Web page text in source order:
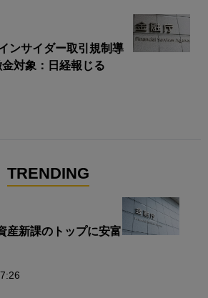
ンサイダー取引規制導
対象：日経報じる
TRENDING
産新課のトップに安富